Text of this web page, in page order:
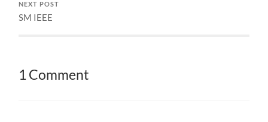
NEXT POST
SM IEEE
1 Comment